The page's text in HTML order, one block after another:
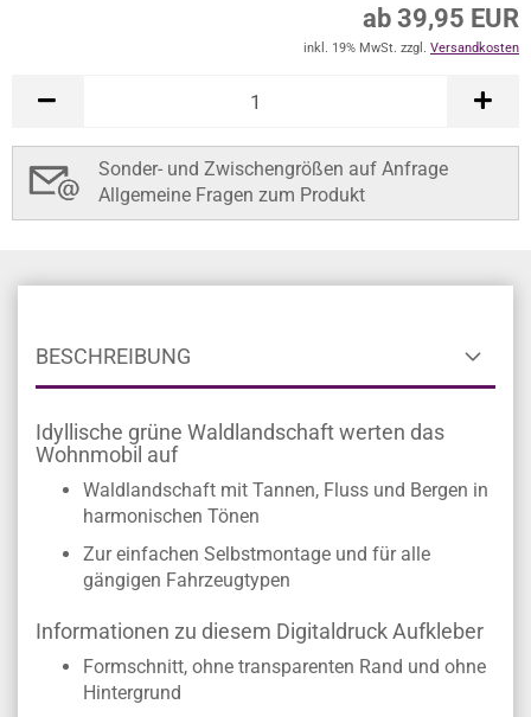
ab 39,95 EUR
inkl. 19% MwSt. zzgl. Versandkosten
Sonder- und Zwischengrößen auf Anfrage
Allgemeine Fragen zum Produkt
BESCHREIBUNG
Idyllische grüne Waldlandschaft werten das
Wohnmobil auf
Waldlandschaft mit Tannen, Fluss und Bergen in
harmonischen Tönen
Zur einfachen Selbstmontage und für alle
gängigen Fahrzeugtypen
Informationen zu diesem Digitaldruck Aufkleber
Formschnitt, ohne transparenten Rand und ohne
Hintergrund